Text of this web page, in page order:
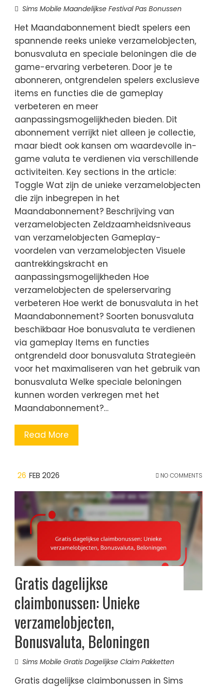
Sims Mobile Maandelijkse Festival Pas Bonussen
Het Maandabonnement biedt spelers een
spannende reeks unieke verzamelobjecten,
bonusvaluta en speciale beloningen die de
game-ervaring verbeteren. Door je te
abonneren, ontgrendelen spelers exclusieve
items en functies die de gameplay
verbeteren en meer
aanpassingsmogelijkheden bieden. Dit
abonnement verrijkt niet alleen je collectie,
maar biedt ook kansen om waardevolle in-
game valuta te verdienen via verschillende
activiteiten. Key sections in the article:
Toggle Wat zijn de unieke verzamelobjecten
die zijn inbegrepen in het
Maandabonnement? Beschrijving van
verzamelobjecten Zeldzaamheidsniveaus
van verzamelobjecten Gameplay-
voordelen van verzamelobjecten Visuele
aantrekkingskracht en
aanpassingsmogelijkheden Hoe
verzamelobjecten de spelerservaring
verbeteren Hoe werkt de bonusvaluta in het
Maandabonnement? Soorten bonusvaluta
beschikbaar Hoe bonusvaluta te verdienen
via gameplay Items en functies
ontgrendeld door bonusvaluta Strategieën
voor het maximaliseren van het gebruik van
bonusvaluta Welke speciale beloningen
kunnen worden verkregen met het
Maandabonnement?…
Read More
26 FEB 2026 NO COMMENTS
Gratis dagelijkse
claimbonussen: Unieke
verzamelobjecten,
Bonusvaluta, Beloningen
Sims Mobile Gratis Dagelijkse Claim Pakketten
Gratis dagelijkse claimbonussen in Sims